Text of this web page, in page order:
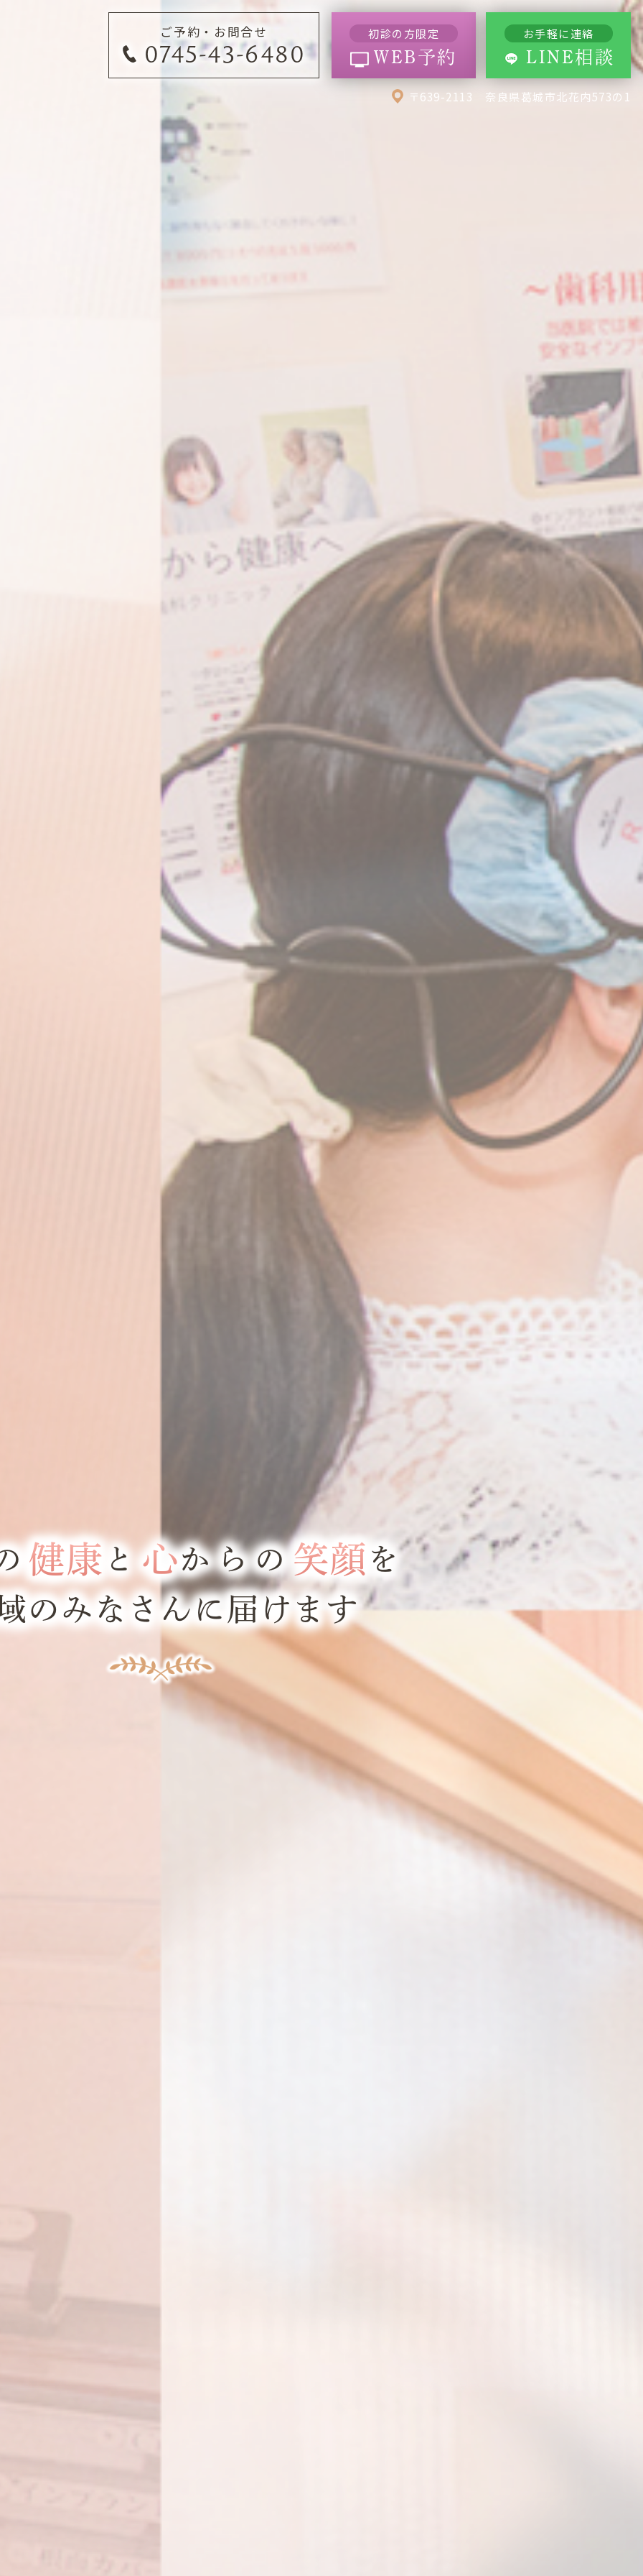
ご予約・お問合せ
0745-43-6480
初診の方限定
WEB予約
お手軽に連絡
LINE相談
〒639-2113 奈良県葛城市北花内573の1
健康 と心からの笑顔 を
のみなさんに届けます